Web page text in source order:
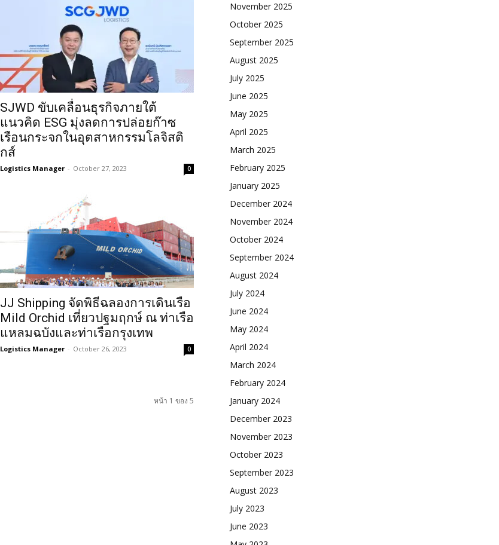
SJWD ขับเคลื่อนธุรกิจภายใต้
แนวคิด ESG มุ่งลดการปล่อยก๊าซ
เรือนกระจกในอุตสาหกรรมโลจิสติ
กส์
Logistics Manager - October 27, 2023 0
JJ Shipping จัดพิธีฉลองการเดินเรือ
Mild Orchid เที่ยวปฐมฤกษ์ ณ ท่าเรือ
แหลมฉบังและท่าเรือกรุงเทพ
Logistics Manager - October 26, 2023 0
หน้า 1 ของ 5
November 2025
October 2025
September 2025
August 2025
July 2025
June 2025
May 2025
April 2025
March 2025
February 2025
January 2025
December 2024
November 2024
October 2024
September 2024
August 2024
July 2024
June 2024
May 2024
April 2024
March 2024
February 2024
January 2024
December 2023
November 2023
October 2023
September 2023
August 2023
July 2023
June 2023